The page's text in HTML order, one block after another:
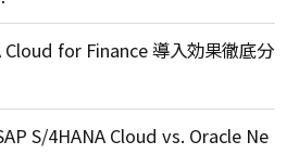
Cloud for Finance 導入効果徹底分
S/4HANA Cloud vs. Oracle Ne